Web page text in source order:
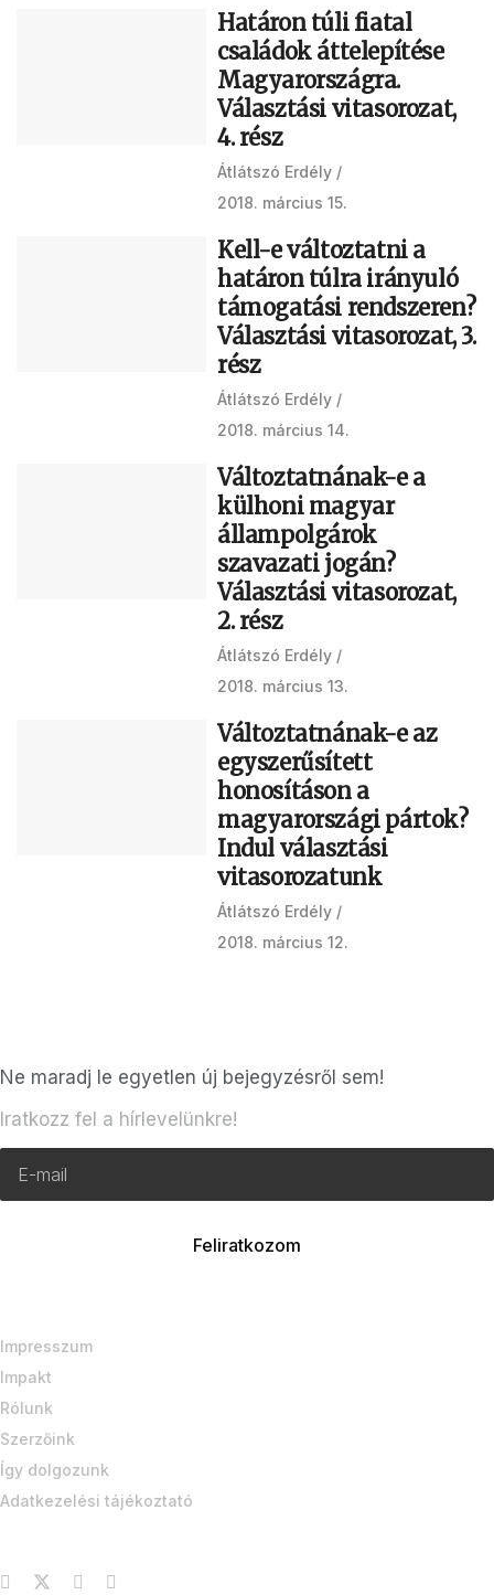
Határon túli fiatal
családok áttelepítése
Magyarországra.
Választási vitasorozat,
4. rész
Átlátszó Erdély
2018. március 15.
Kell-e változtatni a
határon túlra irányuló
támogatási rendszeren?
Választási vitasorozat, 3.
rész
Átlátszó Erdély
2018. március 14.
Változtatnának-e a
külhoni magyar
állampolgárok
szavazati jogán?
Választási vitasorozat,
2. rész
Átlátszó Erdély
2018. március 13.
Változtatnának-e az
egyszerűsített
honosításon a
magyarországi pártok?
Indul választási
vitasorozatunk
Átlátszó Erdély
2018. március 12.
Ne maradj le egyetlen új bejegyzésről sem!
Iratkozz fel a hírlevelünkre!
Impresszum
Impakt
Rólunk
Szerzőink
Így dolgozunk
Adatkezelési tájékoztató